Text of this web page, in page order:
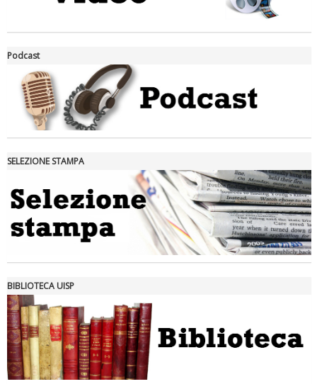
Tiziano Pesce nel Cda di Fondazione Terzjus: prima riunione a
Podcast
SELEZIONE STAMPA
BIBLIOTECA UISP